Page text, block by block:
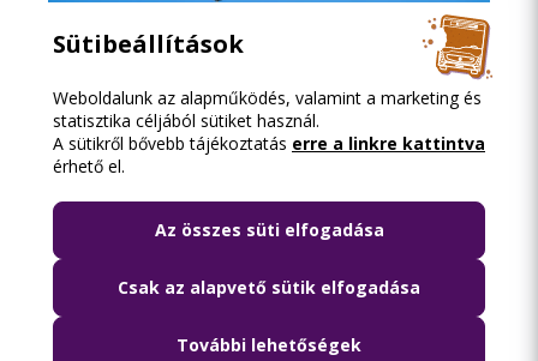
Lezárják péntek hajnalban a Szabadság
híd környékét
Sütibeállítások
Weboldalunk az alapműködés, valamint a marketing és
statisztika céljából sütiket használ.
A sütikről bővebb tájékoztatás erre a linkre kattintva
érhető el.
Az összes süti elfogadása
Csak az alapvető sütik elfogadása
További lehetőségek